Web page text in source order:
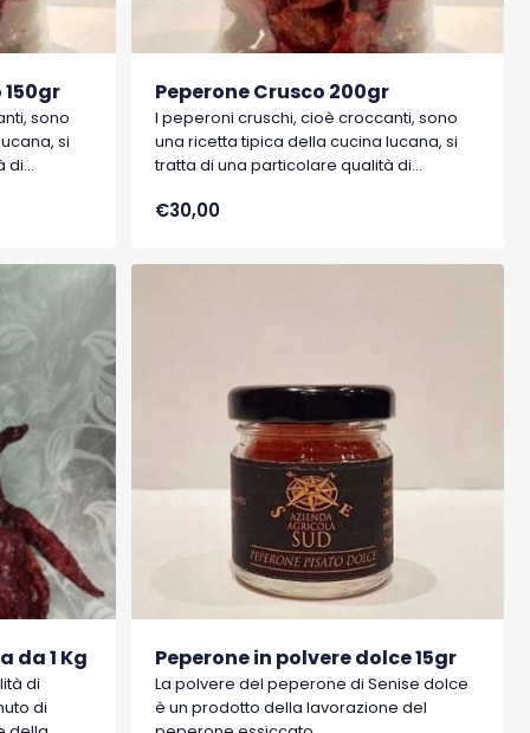
sono
si
di
Peperone Crusco 200gr
I peperoni cruschi, cioè croccanti, sono
una ricetta tipica della cucina lucana, si
tratta di una particolare qualità di
acqua, tipici di Senise, comune della
marchio I.G.P. (Indicazione Geografica
€30,00
da 1 Kg
di
di
Peperone in polvere dolce 15gr
La polvere del peperone di Senise dolce
è un prodotto della lavorazione del